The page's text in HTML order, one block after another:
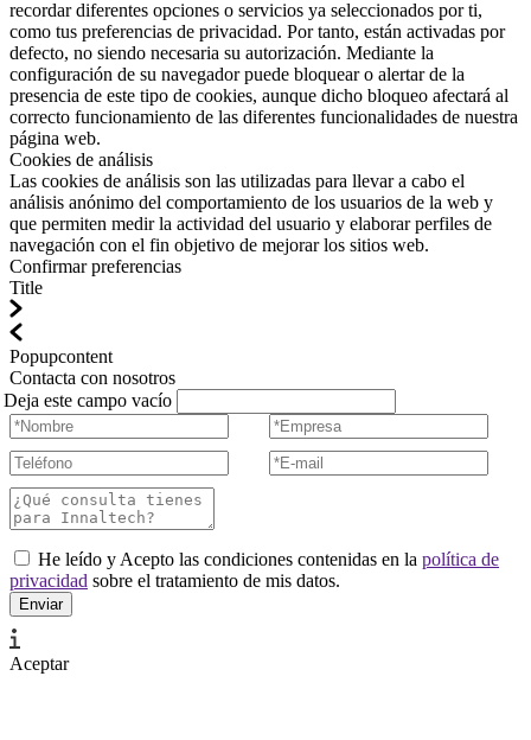
recordar diferentes opciones o servicios ya seleccionados por ti,
como tus preferencias de privacidad. Por tanto, están activadas por
defecto, no siendo necesaria su autorización. Mediante la
configuración de su navegador puede bloquear o alertar de la
presencia de este tipo de cookies, aunque dicho bloqueo afectará al
correcto funcionamiento de las diferentes funcionalidades de nuestra
página web.
Cookies de análisis
Las cookies de análisis son las utilizadas para llevar a cabo el
análisis anónimo del comportamiento de los usuarios de la web y
que permiten medir la actividad del usuario y elaborar perfiles de
navegación con el fin objetivo de mejorar los sitios web.
Confirmar preferencias
Title
Popupcontent
Contacta con nosotros
Deja este campo vacío
He leído y Acepto las condiciones contenidas en la política de
privacidad sobre el tratamiento de mis datos.
Aceptar